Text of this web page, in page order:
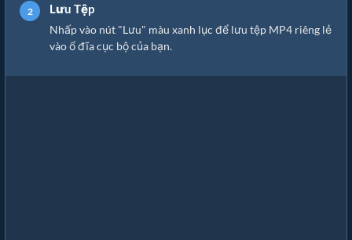
Lưu Tệp
Nhấp vào nút "Lưu" màu xanh lục để lưu tệp MP4 riêng lẻ
vào ổ đĩa cục bộ của bạn.